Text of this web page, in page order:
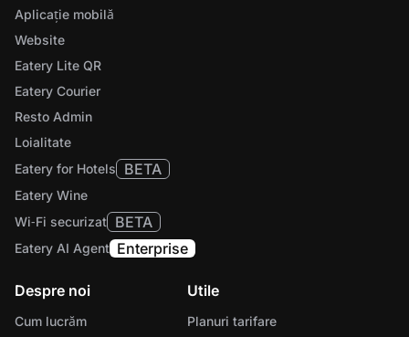
Aplicație mobilă
Website
Eatery Lite QR
Eatery Courier
Resto Admin
Loialitate
Eatery for Hotels
BETA
Eatery Wine
Wi‑Fi securizat BETA
Eatery AI Agent Enterprise
Despre noi
Cum lucrăm
Utile
Planuri tarifare